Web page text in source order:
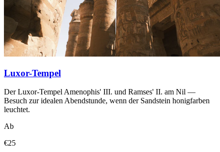
Luxor-Tempel
Der Luxor-Tempel Amenophis' III. und Ramses' II. am Nil —
Besuch zur idealen Abendstunde, wenn der Sandstein honigfarben
leuchtet.
Ab
€25